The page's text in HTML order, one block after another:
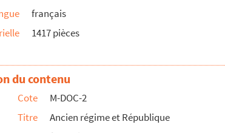
français
1417 pièces
du contenu
Cote
M-DOC-2
Titre
Ancien régime et République